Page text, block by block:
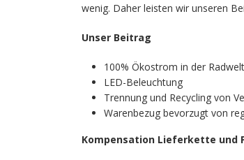
wenig. Daher leisten wir unseren
Unser Beitrag
100% Ökostrom in der Radwelt
LED-Beleuchtung
Trennung und Recycling von
Warenbezug bevorzugt von
Kompensation Lieferkette und